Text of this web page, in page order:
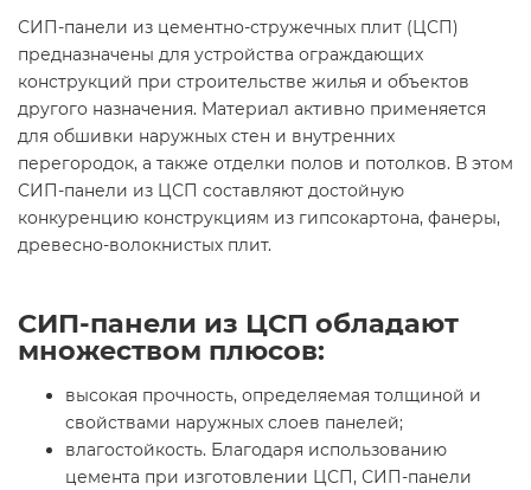
СИП-панели из цементно-стружечных плит (ЦСП)
предназначены для устройства ограждающих
конструкций при строительстве жилья и объектов
другого назначения. Материал активно применяется
для обшивки наружных стен и внутренних
перегородок, а также отделки полов и потолков. В этом
СИП-панели из ЦСП составляют достойную
конкуренцию конструкциям из гипсокартона, фанеры,
древесно-волокнистых плит.
СИП-панели из ЦСП обладают
множеством плюсов:
высокая прочность, определяемая толщиной и
свойствами наружных слоев панелей;
влагостойкость. Благодаря использованию
цемента при изготовлении ЦСП, СИП-панели